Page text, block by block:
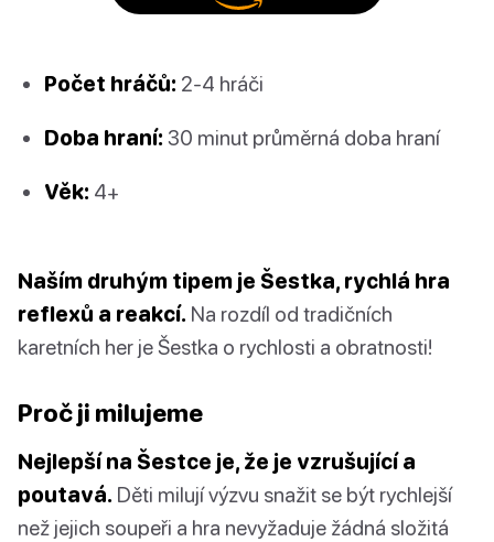
Počet hráčů: 2-4 hráči
Doba hraní: 30 minut průměrná doba hraní
Věk: 4+
Naším druhým tipem je Šestka, rychlá hra
reflexů a reakcí. Na rozdíl od tradičních
karetních her je Šestka o rychlosti a obratnosti!
Proč ji milujeme
Nejlepší na Šestce je, že je vzrušující a
poutavá. Děti milují výzvu snažit se být rychlejší
než jejich soupeři a hra nevyžaduje žádná složitá